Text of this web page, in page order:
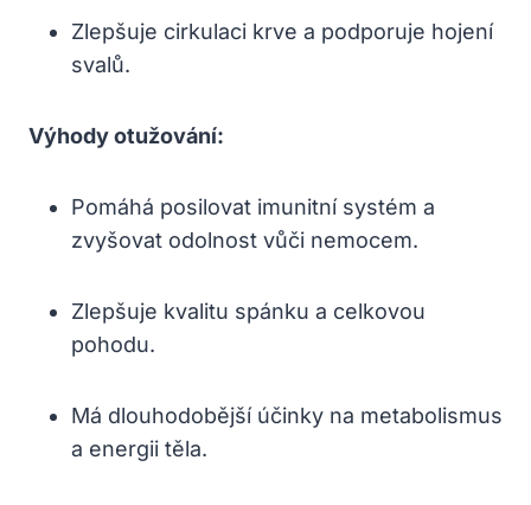
Zlepšuje cirkulaci krve a podporuje hojení
svalů.
Výhody otužování:
Pomáhá posilovat ‌imunitní systém a
zvyšovat odolnost⁤ vůči nemocem.
Zlepšuje kvalitu spánku a celkovou
pohodu.
Má dlouhodobější účinky na ⁢metabolismus
a energii těla.